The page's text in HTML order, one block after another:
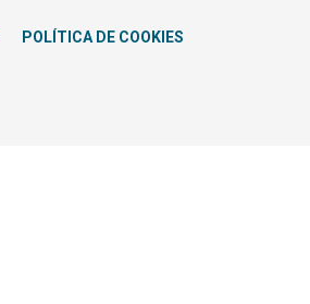
POLÍTICA DE COOKIES